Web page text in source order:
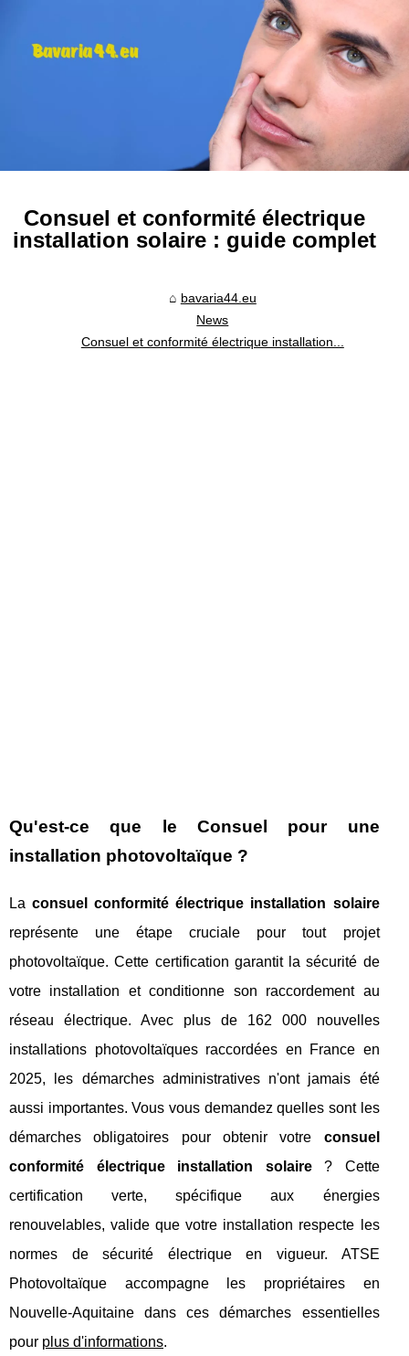
Consuel et conformité électrique
installation solaire : guide complet
bavaria44.eu
News
Consuel et conformité électrique installation...
Qu'est-ce que le Consuel pour une
installation photovoltaïque ?
Laconsuel conformité électrique installation solaire
représente une étape cruciale pour tout projet
photovoltaïque. Cette certification garantit la sécurité de
votre installation et conditionne son raccordement au
réseau électrique. Avec plus de 162 000 nouvelles
installations photovoltaïques raccordées en France en
2025, les démarches administratives n'ont jamais été
aussi importantes. Vous vous demandez quelles sont les
démarches obligatoires pour obtenir votre consuel
conformité électrique installation solaire? Cette
certification verte, spécifique aux énergies
renouvelables, valide que votre installation respecte les
normes de sécurité électrique en vigueur. ATSE
Photovoltaïque accompagne les propriétaires en
Nouvelle-Aquitaine dans ces démarches essentielles
pour plus d'informations.